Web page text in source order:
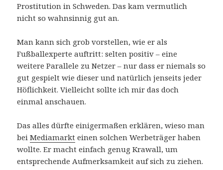
Prostitution in Schweden. Das kam vermutlich
nicht so wahnsinnig gut an.
Man kann sich grob vorstellen, wie er als
Fußballexperte auftritt: selten positiv – eine
weitere Parallele zu Netzer – nur dass er niemals so
gut gespielt wie dieser und natürlich jenseits jeder
Höflichkeit. Vielleicht sollte ich mir das doch
einmal anschauen.
Das alles dürfte einigermaßen erklären, wieso man
beiMediamarkt einen solchen Werbeträger haben
wollte. Er macht einfach genug Krawall, um
entsprechende Aufmerksamkeit auf sich zu ziehen.